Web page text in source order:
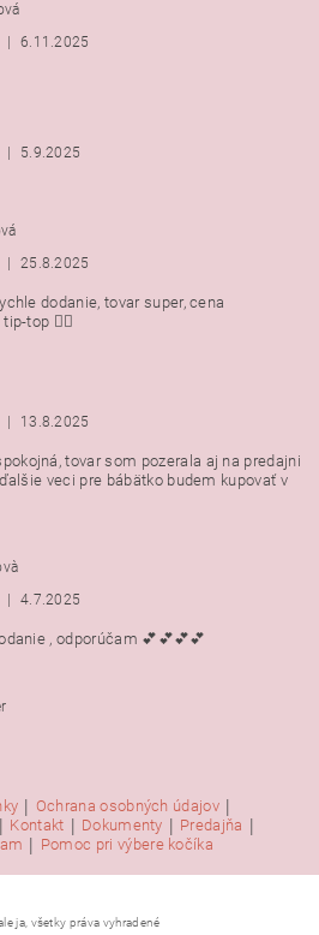
|
6.11.2025
|
5.9.2025
|
25.8.2025
dodanie, tovar super, cena
top 👍🏻
|
13.8.2025
tovar som pozerala aj na predajni
veci pre bábätko budem kupovať v
|
4.7.2025
, odporúčam 💕💕💕💕
| Ochrana osobných údajov |
| Kontakt | Dokumenty | Predajňa |
| Pomoc pri výbere kočíka
ja, všetky práva vyhradené